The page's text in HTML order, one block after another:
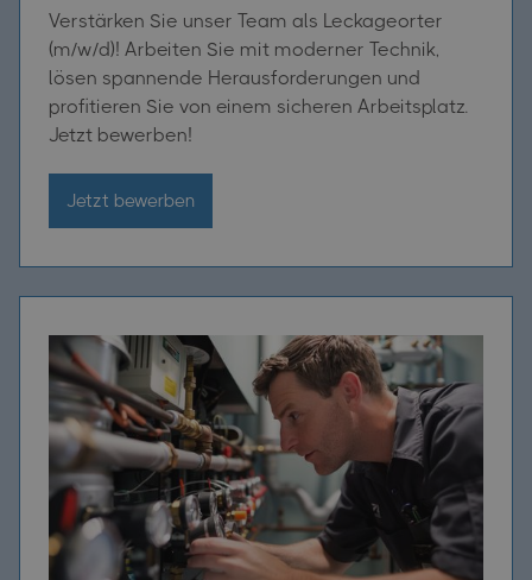
Verstärken Sie unser Team als Leckageorter
(m/w/d)! Arbeiten Sie mit moderner Technik,
lösen spannende Herausforderungen und
profitieren Sie von einem sicheren Arbeitsplatz.
Jetzt bewerben!
Jetzt bewerben